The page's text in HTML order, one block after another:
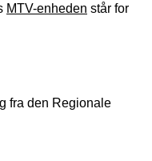
MTV-enheden står for
fra den Regionale